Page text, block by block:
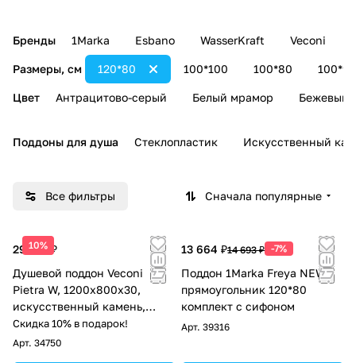
душ
а
Бренды 1Marka Esbano WasserKraft Veconi
Размеры, см 100*100 100*80 100*90
120*80
Цвет Антрацитово-серый Белый мрамор Бежевый
Поддоны для душа Стеклопластик Искусственный
Все фильтры Сначала популярные
10%
29 179 ₽
Душевой поддон Veconi
Pietra W, 1200x800x30,
искусственный камень,
белый
Скидка 10% в подарок!
Арт. 34750
13 664 ₽14 693 ₽ -7%
Поддон 1Marka Freya NEW
прямоугольник 120*80
комплект с сифоном
Арт. 39316